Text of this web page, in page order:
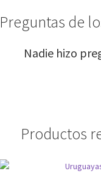
Preguntas de
Nadie hizo
Productos